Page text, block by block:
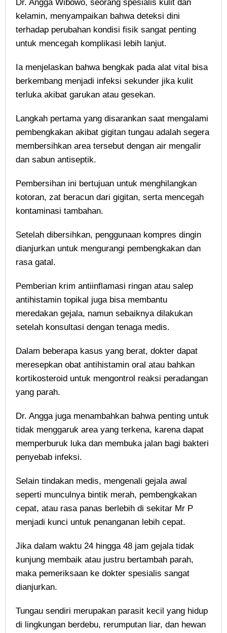
Dr. Angga Wibowo, seorang spesialis kulit dan
kelamin, menyampaikan bahwa deteksi dini
terhadap perubahan kondisi fisik sangat penting
untuk mencegah komplikasi lebih lanjut.
Ia menjelaskan bahwa bengkak pada alat vital bisa
berkembang menjadi infeksi sekunder jika kulit
terluka akibat garukan atau gesekan.
Langkah pertama yang disarankan saat mengalami
pembengkakan akibat gigitan tungau adalah segera
membersihkan area tersebut dengan air mengalir
dan sabun antiseptik.
Pembersihan ini bertujuan untuk menghilangkan
kotoran, zat beracun dari gigitan, serta mencegah
kontaminasi tambahan.
Setelah dibersihkan, penggunaan kompres dingin
dianjurkan untuk mengurangi pembengkakan dan
rasa gatal.
Pemberian krim antiinflamasi ringan atau salep
antihistamin topikal juga bisa membantu
meredakan gejala, namun sebaiknya dilakukan
setelah konsultasi dengan tenaga medis.
Dalam beberapa kasus yang berat, dokter dapat
meresepkan obat antihistamin oral atau bahkan
kortikosteroid untuk mengontrol reaksi peradangan
yang parah.
Dr. Angga juga menambahkan bahwa penting untuk
tidak menggaruk area yang terkena, karena dapat
memperburuk luka dan membuka jalan bagi bakteri
penyebab infeksi.
Selain tindakan medis, mengenali gejala awal
seperti munculnya bintik merah, pembengkakan
cepat, atau rasa panas berlebih di sekitar Mr P
menjadi kunci untuk penanganan lebih cepat.
Jika dalam waktu 24 hingga 48 jam gejala tidak
kunjung membaik atau justru bertambah parah,
maka pemeriksaan ke dokter spesialis sangat
dianjurkan.
Tungau sendiri merupakan parasit kecil yang hidup
di lingkungan berdebu, rerumputan liar, dan hewan